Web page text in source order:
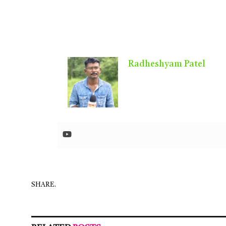
Radheshyam Patel
SHARE.